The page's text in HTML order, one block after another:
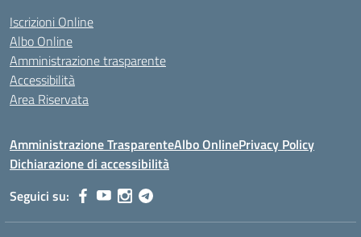
Iscrizioni Online
Albo Online
Amministrazione trasparente
Accessibilità
Area Riservata
Amministrazione TrasparenteAlbo OnlinePrivacy Policy
Dichiarazione di accessibilità
Seguici su: